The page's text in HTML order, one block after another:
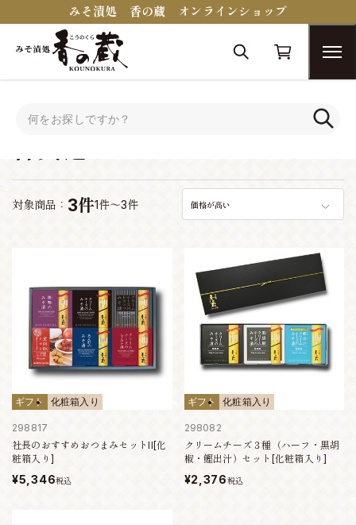
みそ漬処 香の蔵 オンラインショップ
対象商品： 3件1件～3件 価格が高い
ギフト 化粧箱入り
298817
社長のおすすめおつまみセットII[化
粧箱入り]
¥5,346税込
ギフト 化粧箱入り
298082
クリームチーズ３種（ハーフ・黒胡
椒・鰹出汁）セット[化粧箱入り]
¥2,376税込